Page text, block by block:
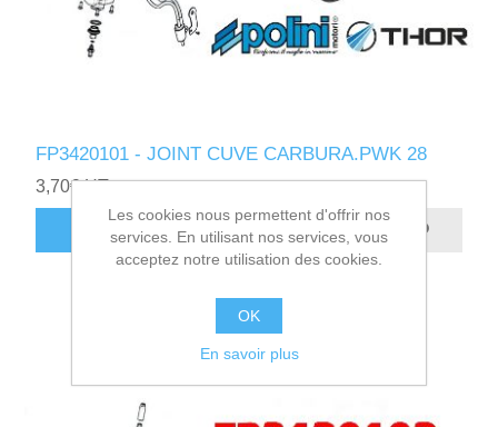
FP3420101 - JOINT CUVE CARBURA.PWK 28
3,70€ HT
AJOUTER AU PANIER
Les cookies nous permettent d'offrir nos
services. En utilisant nos services, vous
acceptez notre utilisation des cookies.
OK
En savoir plus